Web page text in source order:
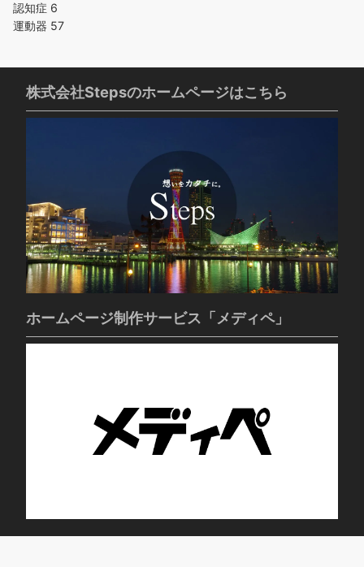
認知症 6
運動器 57
株式会社Stepsのホームページはこちら
ホームページ制作サービス「メディペ」